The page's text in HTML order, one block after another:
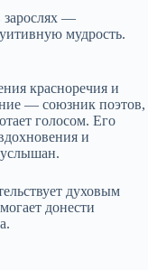
—
мудрость.
красноречия и
— союзник поэтов,
голосом. Его
и
духовым
донести